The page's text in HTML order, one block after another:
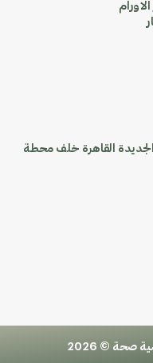
تقسيم 4 ج \ 6 المعادي الجديدة القاهرة خلف محطة
صحة © 2026